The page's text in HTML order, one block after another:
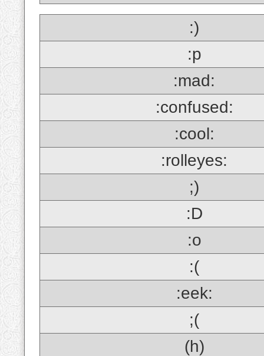
:)
:p
:mad:
:confused:
:cool:
:rolleyes:
;)
:D
:o
:(
:eek:
;(
(h)